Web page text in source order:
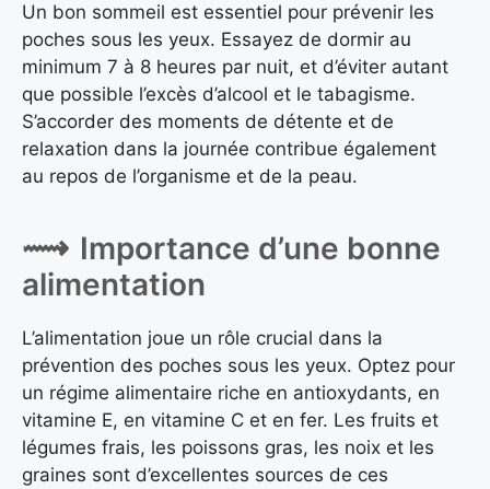
Un bon sommeil est essentiel pour prévenir les
poches sous les yeux. Essayez de dormir au
minimum 7 à 8 heures par nuit, et d’éviter autant
que possible l’excès d’alcool et le tabagisme.
S’accorder des moments de détente et de
relaxation dans la journée contribue également
au repos de l’organisme et de la peau.
Importance d’une bonne
alimentation
L’alimentation joue un rôle crucial dans la
prévention des poches sous les yeux. Optez pour
un régime alimentaire riche en antioxydants, en
vitamine E, en vitamine C et en fer. Les fruits et
légumes frais, les poissons gras, les noix et les
graines sont d’excellentes sources de ces